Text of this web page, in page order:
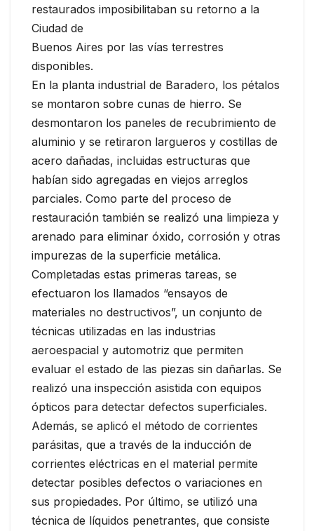
restaurados imposibilitaban su retorno a la
Ciudad de
Buenos Aires por las vías terrestres
disponibles.
En la planta industrial de Baradero, los pétalos
se montaron sobre cunas de hierro. Se
desmontaron los paneles de recubrimiento de
aluminio y se retiraron largueros y costillas de
acero dañadas, incluidas estructuras que
habían sido agregadas en viejos arreglos
parciales. Como parte del proceso de
restauración también se realizó una limpieza y
arenado para eliminar óxido, corrosión y otras
impurezas de la superficie metálica.
Completadas estas primeras tareas, se
efectuaron los llamados “ensayos de
materiales no destructivos”, un conjunto de
técnicas utilizadas en las industrias
aeroespacial y automotriz que permiten
evaluar el estado de las piezas sin dañarlas. Se
realizó una inspección asistida con equipos
ópticos para detectar defectos superficiales.
Además, se aplicó el método de corrientes
parásitas, que a través de la inducción de
corrientes eléctricas en el material permite
detectar posibles defectos o variaciones en
sus propiedades. Por último, se utilizó una
técnica de líquidos penetrantes, que consiste